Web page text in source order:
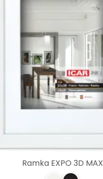
Ramka EXPO 3D MAX